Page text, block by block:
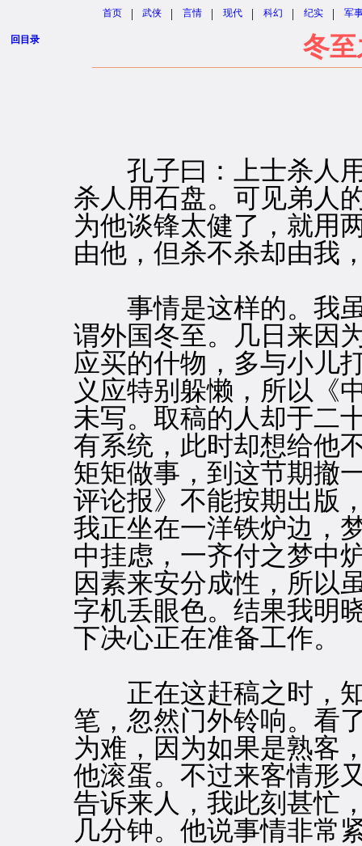
首页 | 武侠 | 言情 | 现代 | 科幻 | 纪实 | 军
回目录 冬
孔子曰：上士杀人用
杀人用石盘。可见弟人
为他谈锋太健了，就用
由他，但杀不杀却由我
事情是这样的。我虽
谓外国冬至。几日来因
应买的什物，多与小儿
义应特别躲懒，所以《
未写。取稿的人却于二
有系统，此时却想给他
矩矩做事，到这节期撤
评论报》不能按期出版
我正坐在一洋铁炉边，
中挂虑，一齐付之梦中
因素来安分成性，所以
字机丢眼色。结果我明
下决心正在准备工作。
正在这赶稿之时，知
笔，忽然门外铃响。看
为难，因为如果是熟客
他滚蛋。不过来客情形
告诉来人，我此刻甚忙
几分钟。他说事情非常